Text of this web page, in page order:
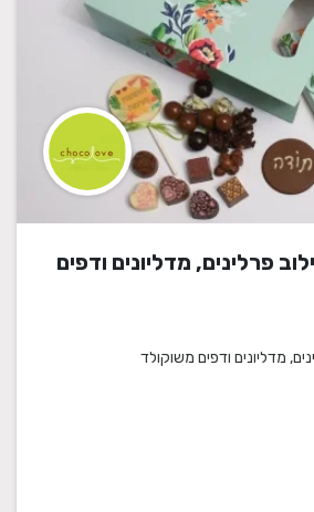
פרלינים, מדליונים ודפים
מדליונים ודפים משוקולד